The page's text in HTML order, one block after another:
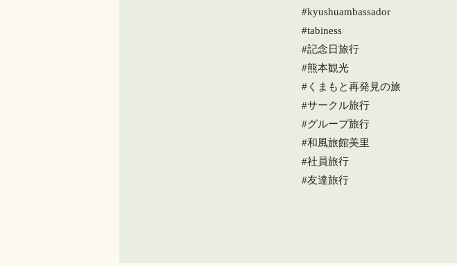
#kyushuambassador
#tabiness
#記念日旅行
#熊本観光
#くまもと再発見の旅
#サークル旅行
#グループ旅行
#和風旅館美里
#社員旅行
#友達旅行